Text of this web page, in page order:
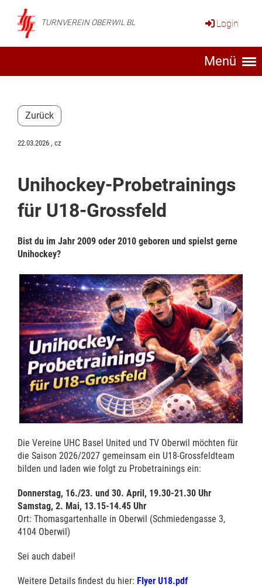
TURNVEREIN OBERWIL BL Login
Menü
Zurück
22.03.2026 , cz
Unihockey-Probetrainings
für U18-Grossfeld
Bist du im Jahr 2009 oder 2010 geboren und spielst gerne
Unihockey?
Die Vereine UHC Basel United und TV Oberwil möchten für
die Saison 2026/2027 gemeinsam ein U18-Grossfeldteam
bilden und laden wie folgt zu Probetrainings ein:
Donnerstag, 16./23. und 30. April, 19.30-21.30 Uhr
Samstag, 2. Mai, 13.15-14.45 Uhr
Ort: Thomasgartenhalle in Oberwil (Schmiedengasse 3,
4104 Oberwil)
Sei auch dabei!
Weitere Details findest du hier: Flyer U18.pdf